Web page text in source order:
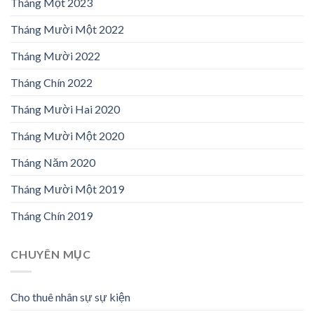
Tháng Mười Một 2022
Tháng Mười 2022
Tháng Chín 2022
Tháng Mười Hai 2020
Tháng Mười Một 2020
Tháng Năm 2020
Tháng Mười Một 2019
Tháng Chín 2019
CHUYÊN MỤC
Cho thuê nhân sự sự kiện